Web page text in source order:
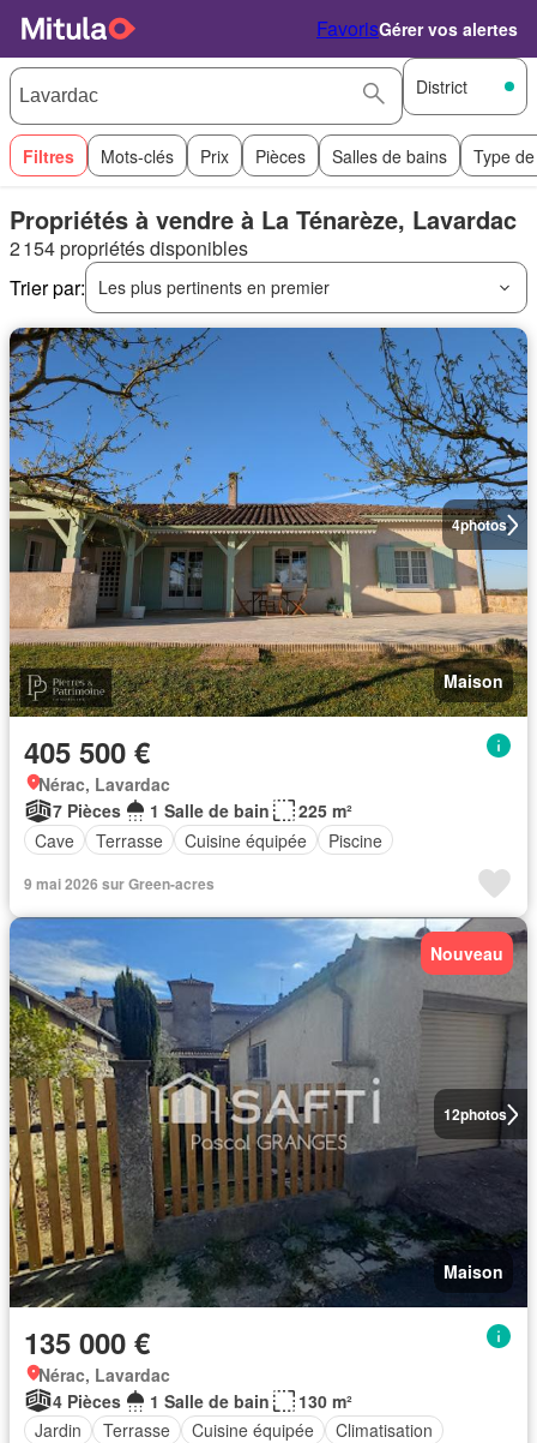
FavorisGérer vos alertes
District
Filtres Mots-clés Prix Pièces Salles de bains Type
Propriétés à vendre à La Ténarèze, Lavardac
2 154 propriétés disponibles
Trier par:
Les plus pertinents en premier
4photos
Maison
405 500 €
Nérac, Lavardac
7 Pièces
1 Salle de bain
225 m²
Cave
Terrasse Cuisine équipée Piscine
9 mai 2026 sur Green-acres
12photos
Nouveau
Maison
135 000 €
Nérac, Lavardac
4 Pièces
1 Salle de bain
130 m²
Jardin
Terrasse Cuisine équipée
Climatisation